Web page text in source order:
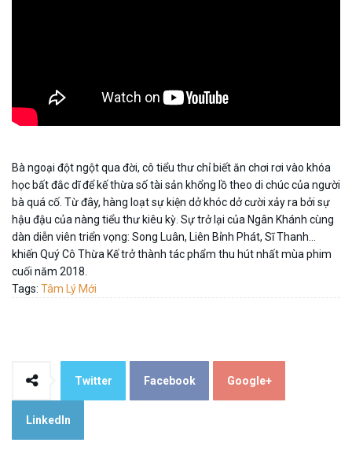
Bà ngoại đột ngột qua đời, cô tiểu thư chỉ biết ăn chơi rơi vào khóa
học bất đắc dĩ để kế thừa số tài sản khổng lồ theo di chúc của người
bà quá cố. Từ đây, hàng loạt sự kiện dở khóc dở cười xảy ra bởi sự
hậu đậu của nàng tiểu thư kiêu kỳ. Sự trở lại của Ngân Khánh cùng
dàn diễn viên triển vọng: Song Luân, Liên Bỉnh Phát, Sĩ Thanh…
khiến Quý Cô Thừa Kế trở thành tác phẩm thu hút nhất mùa phim
cuối năm 2018.
Tags: Tâm Lý Mới
Twitter Facebook Google+
LinkedIn